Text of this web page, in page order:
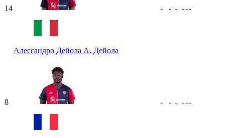
14
Алессандро Дейола А. Дейола
- - - ---
8 - - - ---